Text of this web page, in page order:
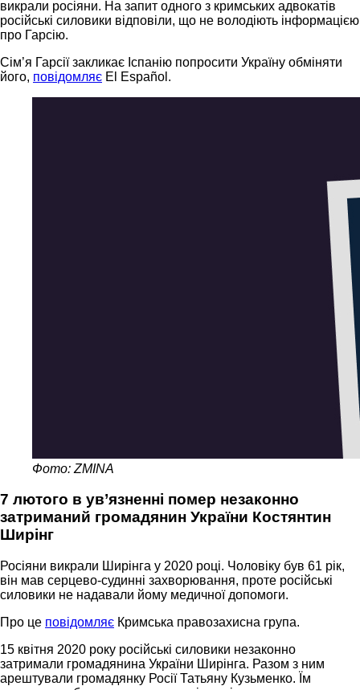
викрали росіяни. На запит одного з кримських адвокатів
російські силовики відповіли, що не володіють інформацією
про Гарсію.
Сім’я Гарсії закликає Іспанію попросити Україну обміняти
його, повідомляє El Español.
Фото: ZMINA
7 лютого в ув’язненні помер незаконно
затриманий громадянин України Костянтин
Ширінг
Росіяни викрали Ширінга у 2020 році. Чоловіку був 61 рік,
він мав серцево-судинні захворювання, проте російські
силовики не надавали йому медичної допомоги.
Про це повідомляє Кримська правозахисна група.
15 квітня 2020 року російські силовики незаконно
затримали громадянина України Ширінга. Разом з ним
арештували громадянку Росії Татьяну Кузьменко. Їм